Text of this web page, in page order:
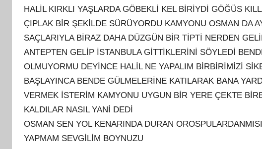
HALİL KIRKLI YAŞLARDA GÖBEKLİ KEL BİRİYDİ GÖĞÜS
ÇIPLAK BİR ŞEKİLDE SÜRÜYORDU KAMYONU OSMAN DA
SAÇLARIYLA BİRAZ DAHA DÜZGÜN BİR TİPTİ NERDEN
ANTEPTEN GELİP İSTANBULA GİTTİKLERİNİ SÖYLEDİ
OLMUYORMU DEYİNCE HALİL NE YAPALIM BİRBİRİMİZİ
BAŞLAYINCA BENDE GÜLMELERİNE KATILARAK BANA
VERMEK İSTERİM KAMYONU UYGUN BİR YERE ÇEKTE
KALDILAR NASIL YANİ DEDİ
OSMAN SEN YOL KENARINDA DURAN
YAPMAM SEVGİLİM BOYNUZU